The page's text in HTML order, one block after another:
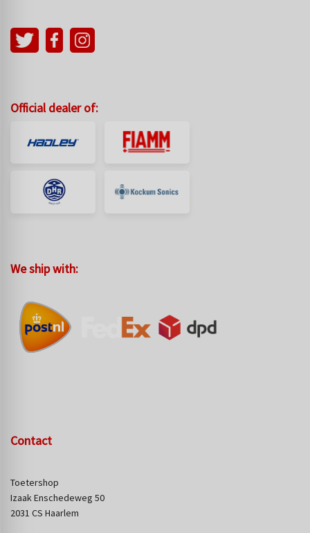
Official dealer of:
We ship with:
Contact
Toetershop
Izaak Enschedeweg 50
2031 CS Haarlem